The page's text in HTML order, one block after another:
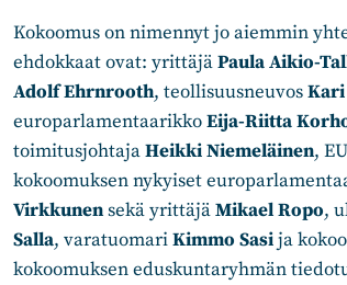
Kokoomus on nimennyt jo aiemmin
ehdokkaat ovat: yrittäjäPaula Aikio-
Adolf Ehrnrooth, teollisuusneuvos
europarlamentaarikkoEija-Riitta
toimitusjohtajaHeikki Niemeläinen,
kokoomuksen nykyiset
Virkkunensekä yrittäjäMikael Ropo,
Salla, varatuomariKimmo Sasija
kokoomuksen eduskuntaryhmän